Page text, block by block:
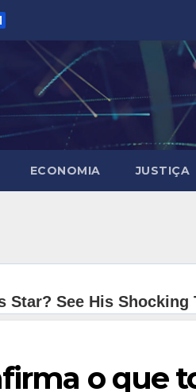
ECONOMIA JUSTIÇA
o que